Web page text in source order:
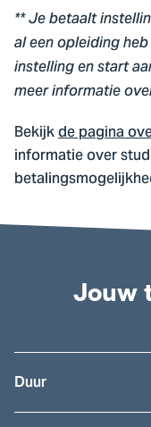
** Je betaalt
al een opleiding
instelling en start
meer informatie
Bekijkde pagina
informatie over
Jouw
Duur